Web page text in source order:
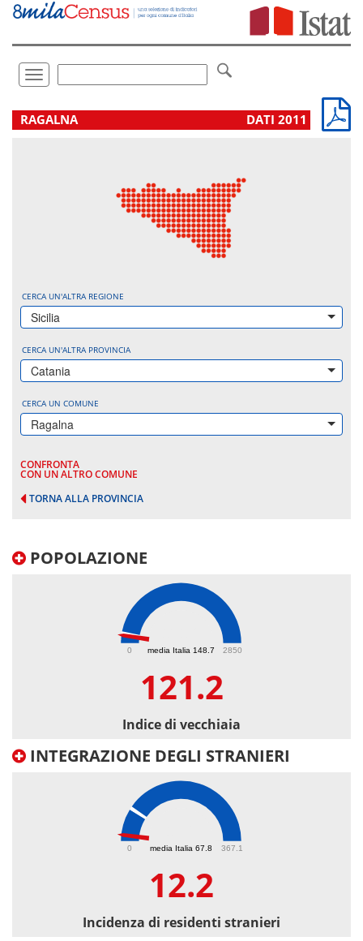
Vai
direttamente
Toggle
navigation
.
RAGALNA DATI 2011
CERCA UN'ALTRA REGIONE
Sicilia
CERCA UN'ALTRA PROVINCIA
Catania
CERCA UN COMUNE
Ragalna
CONFRONTA
CON UN ALTRO COMUNE
TORNA ALLA PROVINCIA
POPOLAZIONE
media Italia 148.7
0 2850
121.2
Indice di vecchiaia
INTEGRAZIONE DEGLI STRANIERI
media Italia 67.8
0 367.1
12.2
Incidenza di residenti stranieri